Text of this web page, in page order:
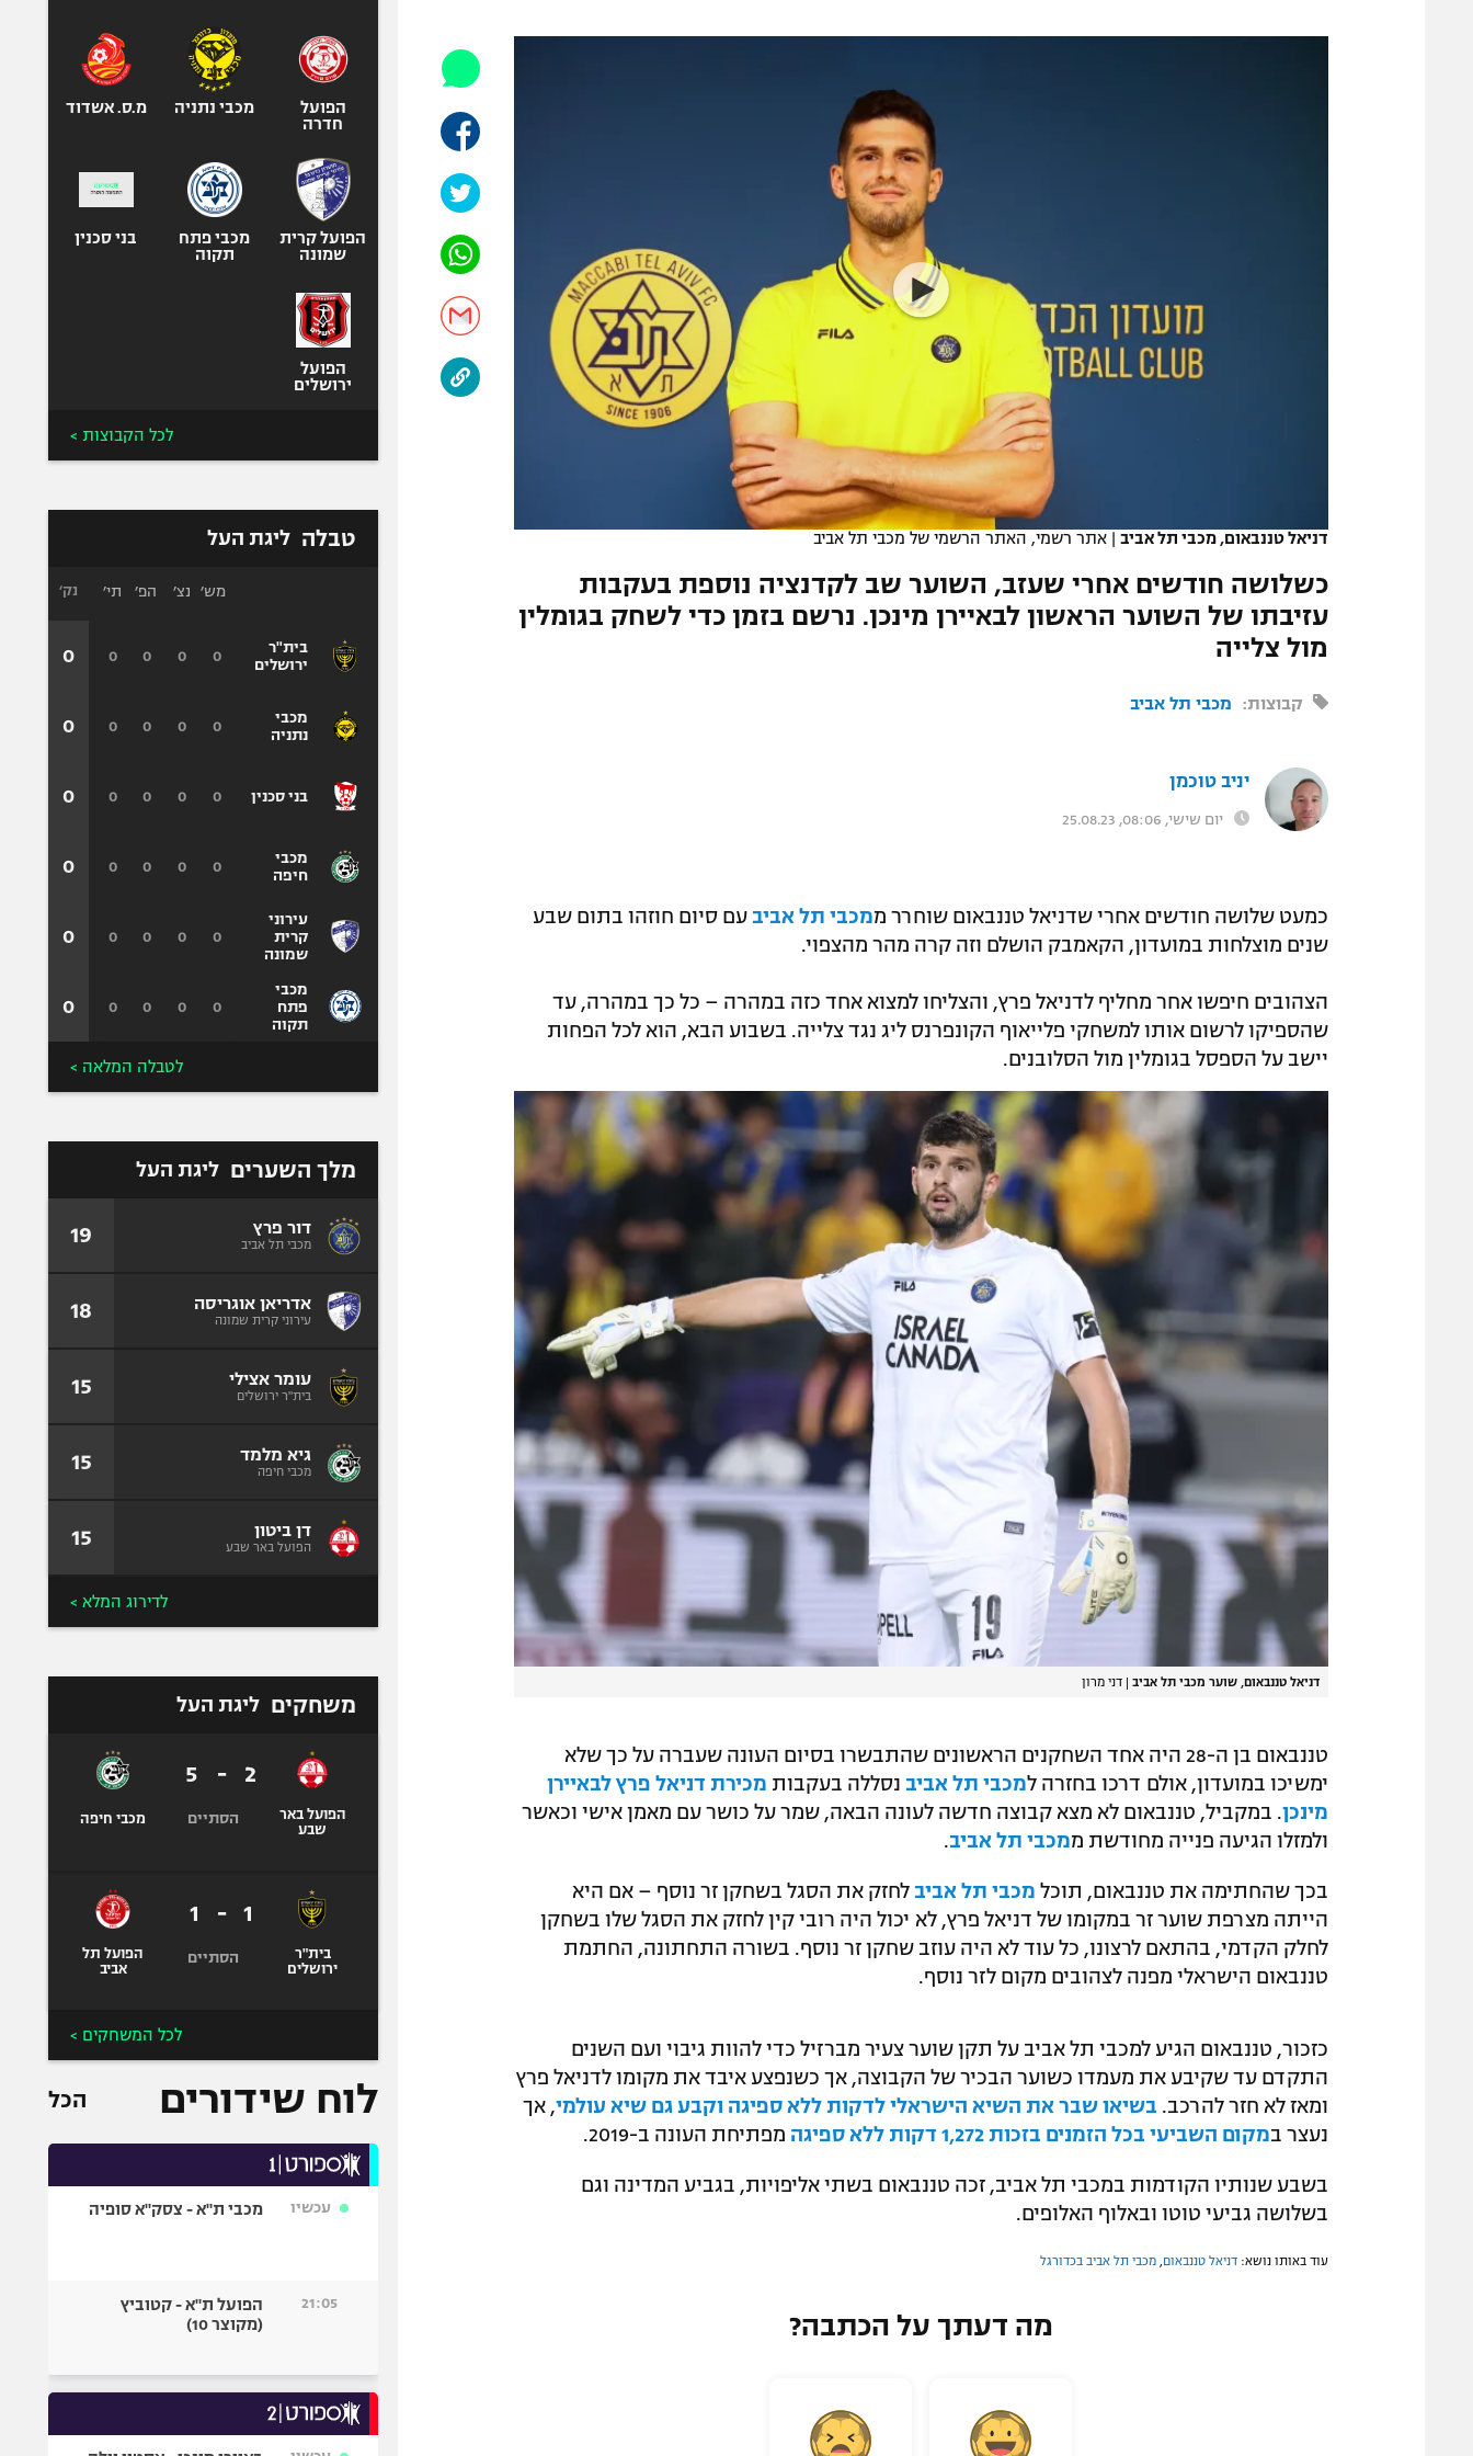
רשיון להקרנה פומבית לבית עסק
הפועל תל אביב
הפועל באר שבע
ליגה סינית
אופניים
ספורט מוטורי
כדורמים
בייסבול MLB
ספורט אתגרי
אומנויות לחימה
דניאל טננבאום, מכבי תל אביב | אתר רשמי, האתר הרשמי של מכבי תל אביב
כשלושה חודשים אחרי שעזב, השוער שב לקדנציה נוספת בעקבות
עזיבתו של השוער הראשון לבאיירן מינכן. נרשם בזמן כדי לשחק בגומלין
מול צלייה
קבוצות: מכבי תל אביב
יניב טוכמן
יום שישי, 08:06, 25.08.23
כמעט שלושה חודשים אחרי שדניאל טננבאום שוחרר ממכבי תל אביב עם סיום חוזהו בתום שבע
שנים מוצלחות במועדון, הקאמבק הושלם וזה קרה מהר מהצפוי.
הצהובים חיפשו אחר מחליף לדניאל פרץ, והצליחו למצוא אחד כזה במהרה – כל כך במהרה, עד
שהספיקו לרשום אותו למשחקי פלייאוף הקונפרנס ליג נגד צלייה. בשבוע הבא, הוא לכל הפחות
יישב על הספסל בגומלין מול הסלובנים.
דניאל טננבאום, שוער מכבי תל אביב | דני מרון
טננבאום בן ה-28 היה אחד השחקנים הראשונים שהתבשרו בסיום העונה שעברה על כך שלא
ימשיכו במועדון, אולם דרכו בחזרה למכבי תל אביב נסללה בעקבות מכירת דניאל פרץ לבאיירן
מינכן. במקביל, טננבאום לא מצא קבוצה חדשה לעונה הבאה, שמר על כושר עם מאמן אישי וכאשר
ולמזלו הגיעה פנייה מחודשת ממכבי תל אביב.
בכך שהחתימה את טננבאום, תוכל מכבי תל אביב לחזק את הסגל בשחקן זר נוסף – אם היא
הייתה מצרפת שוער זר במקומו של דניאל פרץ, לא יכול היה רובי קין לחזק את הסגל שלו בשחקן
לחלק הקדמי, בהתאם לרצונו, כל עוד לא היה עוזב שחקן זר נוסף. בשורה התחתונה, החתמת
טננבאום הישראלי מפנה לצהובים מקום לזר נוסף.
כזכור, טננבאום הגיע למכבי תל אביב על תקן שוער צעיר מברזיל כדי להוות גיבוי ועם השנים
התקדם עד שקיבע את מעמדו כשוער הבכיר של הקבוצה, אך כשנפצע איבד את מקומו לדניאל פרץ
ומאז לא חזר להרכב. בשיאו שבר את השיא הישראלי לדקות ללא ספיגה וקבע גם שיא עולמי, אך
נעצר במקום השביעי בכל הזמנים בזכות 1,272 דקות ללא ספיגה מפתיחת העונה ב-2019.
בשבע שנותיו הקודמות במכבי תל אביב, זכה טננבאום בשתי אליפויות, בגביע המדינה וגם
בשלושה גביעי טוטו ובאלוף האלופים.
עוד באותו נושא: דניאל טננבאום מכבי תל אביב בכדורגל
מה דעתך על הכתבה?
הפועל
חדרה
מכבי נתניה מ.ס. אשדוד
הפועל קרית
שמונה
מכבי פתח
תקוה
בני סכנין
הפועל
ירושלים
לכל הקבוצות >
טבלה ליגת העל
בית"ר
ירושלים
מכבי
נתניה
בני סכנין
מכבי
חיפה
עירוני
קרית
שמונה
מכבי
פתח
תקוה
מש׳ נצ׳ הפ׳ תי׳
0
0
0
0
0
0
0
0
0
0
0
0
0
0
0
0
0
0
0
0
0
0
0
0
נק׳
0
0
0
0
0
0
לטבלה המלאה >
מלך השערים ליגת העל
דור פרץ
מכבי תל אביב 19
אדריאן אוגריסה
עירוני קרית שמונה 18
עומר אצילי
בית"ר ירושלים 15
גיא מלמד
מכבי חיפה 15
דן ביטון
הפועל באר שבע 15
לדירוג המלא >
משחקים ליגת העל
הפועל באר
שבע
2
-
5
הסתיים מכבי חיפה
בית"ר
ירושלים
1
-
1
הסתיים
הפועל תל
אביב
לכל המשחקים >
לוח שידורים הכל
עכשיו מכבי ת"א - צסק"א סופיה
21:05
הפועל ת"א - קטוביץ
(מקוצר 10)